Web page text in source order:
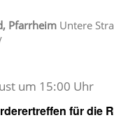
Pfarrheim Untere
für die
um 15:00 Uhr